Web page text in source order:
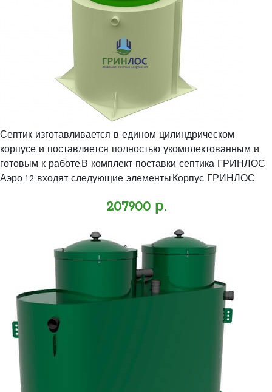
Септик изготавливается в едином цилиндрическом
корпусе и поставляется полностью укомплектованным и
готовым к работе.В комплект поставки септика ГРИНЛОС
Аэро 12 входят следующие элементы:Корпус ГРИНЛОС..
207900 р.